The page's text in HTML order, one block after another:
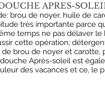
APRES-
brou de noyer, huile de
très importante parce
temps ne pas délaver le
cette opération;
de brou de noyer et carotte,
Après-soleil est
des vacances et ce, le